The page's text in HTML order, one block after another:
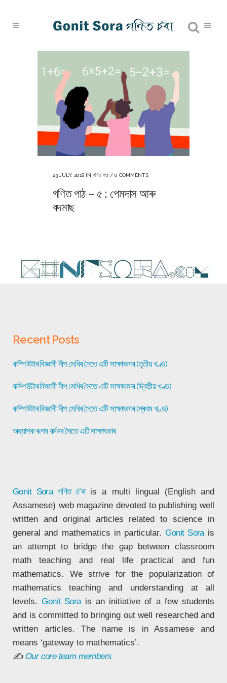
23 JULY, 2018 IN গণিত পাঠ / 0 COMMENTS
গণিত পাঠ – ৫ : পেমদাস আৰু
বদমাছ
Recent Posts
কম্পিউটাৰ বিজ্ঞানী দীপ মেধিৰ সৈতে এটি সাক্ষাৎকাৰ (তৃতীয় খণ্ড)
কম্পিউটাৰ বিজ্ঞানী দীপ মেধিৰ সৈতে এটি সাক্ষাৎকাৰ (দ্বিতীয় খণ্ড)
কম্পিউটাৰ বিজ্ঞানী দীপ মেধিৰ সৈতে এটি সাক্ষাৎকাৰ (প্ৰথম খণ্ড)
অধ্যাপক ৰূপম বৰ্মনৰ সৈতে এটি সাক্ষাৎকাৰ
Gonit Sora গণিত চ’ৰাis a multi lingual (English and
Assamese) web magazine devoted to publishing well
written and original articles related to science in
general and mathematics in particular.Gonit Sorais
an attempt to bridge the gap between classroom
math teaching and real life practical and fun
mathematics. We strive for the popularization of
mathematics teaching and understanding at all
levels.Gonit Sorais an initiative of a few students
and is committed to bringing out well researched and
written articles. The name is in Assamese and
means ‘gateway to mathematics’.
✍ Our core team members